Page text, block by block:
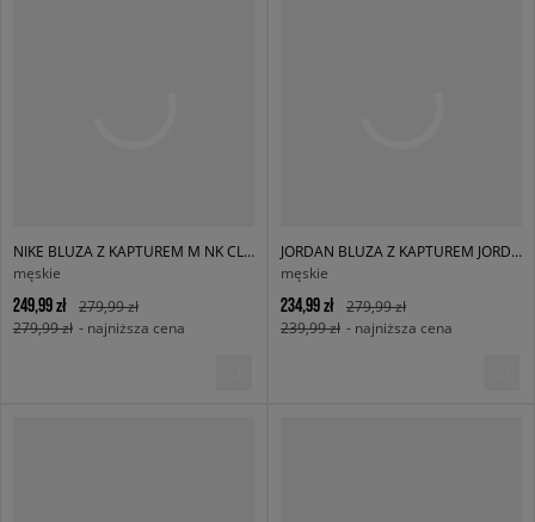
NIKE BLUZA Z KAPTUREM M NK CLUB BB PO HOODIE
męskie
249,99 zł
279,99 zł
279,99 zł - najniższa cena
JORDAN BLUZA Z KAPTUREM JORDAN BROOKLYN FLEECE
męskie
234,99 zł
279,99 zł
239,99 zł - najniższa cena